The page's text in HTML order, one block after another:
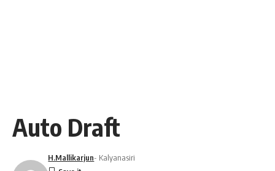
Auto Draft
H.Mallikarjun- Kalyanasiri